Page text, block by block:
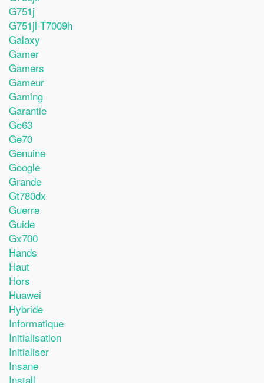
G751j
G751jl-T7009h
Galaxy
Gamer
Gamers
Gameur
Gaming
Garantie
Ge63
Ge70
Genuine
Google
Grande
Gt780dx
Guerre
Guide
Gx700
Hands
Haut
Hors
Huawei
Hybride
Informatique
Initialisation
Initialiser
Insane
Install